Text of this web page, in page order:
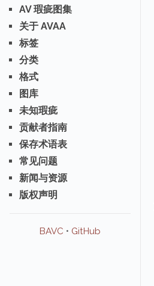
AV 瑕疵图集
关于 AVAA
标签
分类
格式
图库
未知瑕疵
贡献者指南
保存术语表
常见问题
新闻与资源
版权声明
BAVC • GitHub